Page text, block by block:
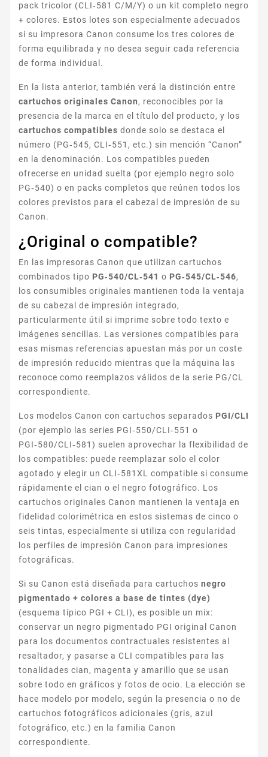
HP LASERJET P
I-SENSYS LBP
PIXMA MG
HP COLOR LASERJET
MAXIFY
pack tricolor (CLI‑581 C/M/Y) o un kit completo negro
+ colores. Estos lotes son especialmente adecuados
si su impresora Canon consume los tres colores de
forma equilibrada y no desea seguir cada referencia
de forma individual.
En la lista anterior, también verá la distinción entre
cartuchos originales Canon, reconocibles por la
presencia de la marca en el título del producto, y los
cartuchos compatibles donde solo se destaca el
número (PG‑545, CLI‑551, etc.) sin mención “Canon”
en la denominación. Los compatibles pueden
ofrecerse en unidad suelta (por ejemplo negro solo
PG‑540) o en packs completos que reúnen todos los
colores previstos para el cabezal de impresión de su
Canon.
¿Original o compatible?
En las impresoras Canon que utilizan cartuchos
combinados tipo PG‑540/CL‑541 o PG‑545/CL‑546,
los consumibles originales mantienen toda la ventaja
de su cabezal de impresión integrado,
particularmente útil si imprime sobre todo texto e
imágenes sencillas. Las versiones compatibles para
esas mismas referencias apuestan más por un coste
de impresión reducido mientras que la máquina las
reconoce como reemplazos válidos de la serie PG/CL
correspondiente.
Los modelos Canon con cartuchos separados PGI/CLI
(por ejemplo las series PGI‑550/CLI‑551 o
PGI‑580/CLI‑581) suelen aprovechar la flexibilidad de
los compatibles: puede reemplazar solo el color
agotado y elegir un CLI‑581XL compatible si consume
rápidamente el cian o el negro fotográfico. Los
cartuchos originales Canon mantienen la ventaja en
fidelidad colorimétrica en estos sistemas de cinco o
seis tintas, especialmente si utiliza con regularidad
los perfiles de impresión Canon para impresiones
fotográficas.
Si su Canon está diseñada para cartuchos negro
pigmentado + colores a base de tintes (dye)
(esquema típico PGI + CLI), es posible un mix:
conservar un negro pigmentado PGI original Canon
para los documentos contractuales resistentes al
resaltador, y pasarse a CLI compatibles para las
tonalidades cian, magenta y amarillo que se usan
sobre todo en gráficos y fotos de ocio. La elección se
hace modelo por modelo, según la presencia o no de
cartuchos fotográficos adicionales (gris, azul
fotográfico, etc.) en la familia Canon
correspondiente.